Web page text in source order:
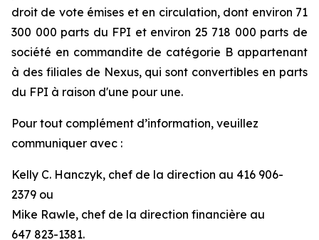
droit de vote émises et en circulation, dont environ 71
300 000 parts du FPI et environ 25 718 000 parts de
société en commandite de catégorie B appartenant
à des filiales de Nexus, qui sont convertibles en parts
du FPI à raison d'une pour une.
Pour tout complément d’information, veuillez
communiquer avec :
Kelly C. Hanczyk, chef de la direction au 416 906-
2379 ou
Mike Rawle, chef de la direction financière au
647 823-1381.